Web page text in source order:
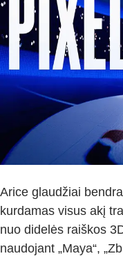
Arice glaudžiai
kurdamas visus akį
nuo didelės raiškos
naudojant „Maya“,